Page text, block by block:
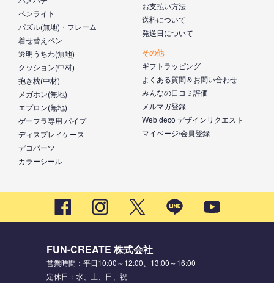
ペンライト
パズル(無地)・フレーム
着せ替えペン
透明うちわ(無地)
クッション(中材)
抱き枕(中材)
メガホン(無地)
エプロン(無地)
ゲーフラ専用 パイプ
ディスプレイケース
デコパーツ
カラーシール
お支払い方法
送料について
発送日について
その他
ギフトラッピング
よくある質問＆お問い合わせ
みんなの口コミ評価
メルマガ登録
Web deco デザインリクエスト
マイページ/会員登録
FUN-CREATE 株式会社
営業時間：平日10:00～12:00、13:00～16:00
定休日：水、土、日、祝